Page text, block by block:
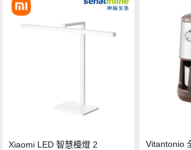
Xiaomi LED 智慧檯燈 2
Vitantonio